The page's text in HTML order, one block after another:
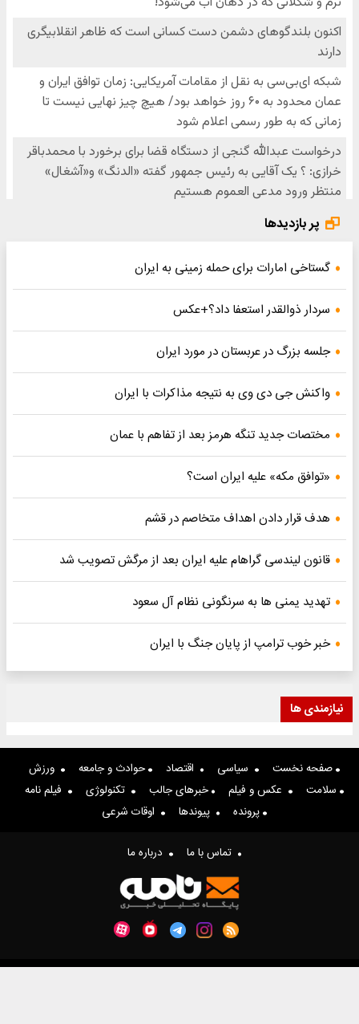
پر بازدیدها
گستاخی امارات برای حمله زمینی به ایران
سردار ذوالقدر استعفا داد؟+عکس
جلسه بزرگ در عربستان در مورد ایران
واکنش جی دی وی به نتیجه مذاکرات با ایران
مختصات جدید تنگه هرمز بعد از تفاهم با عمان
«توافق مکه» علیه ایران است؟
هدف قرار دادن اهداف متخاصم در قشم
قانون لیندسی گراهام علیه ایران بعد از مرگش تصویب شد
تهدید یمنی ها به سرنگونی نظام آل سعود
خبر خوب ترامپ از پایان جنگ با ایران
نیازمندی ها
صفحه نخست سیاسی اقتصاد حوادث و جامعه
ورزش
سلامت
عکس و فیلم خبرهای جالب تکنولوژی
فیلم نامه
پرونده
پیوندها اوقات شرعی
تماس با ما درباره ما